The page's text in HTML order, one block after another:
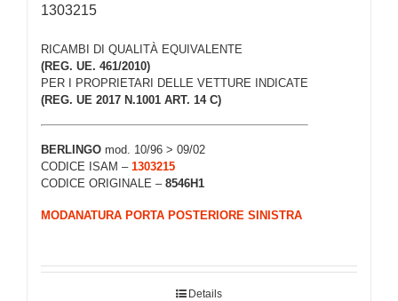
1303215
RICAMBI DI QUALITÀ EQUIVALENTE
(REG. UE. 461/2010)
PER I PROPRIETARI DELLE VETTURE INDICATE
(REG. UE 2017 N.1001 ART. 14 C)
BERLINGO mod. 10/96 > 09/02
CODICE ISAM – 1303215
CODICE ORIGINALE – 8546H1
MODANATURA PORTA POSTERIORE SINISTRA
Details